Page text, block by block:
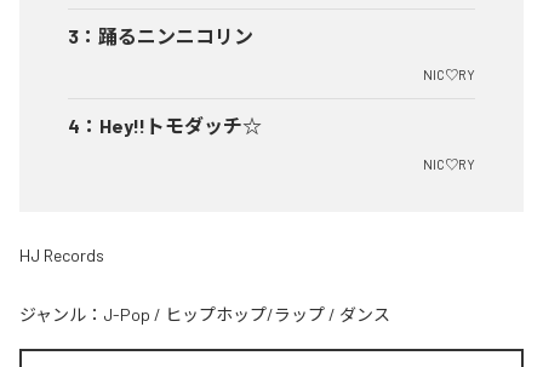
3 ： 踊るニンニコリン
NIC♡RY
4 ： Hey!!トモダッチ☆
NIC♡RY
HJ Records
ジャンル： J-Pop / ヒップホップ/ラップ / ダンス